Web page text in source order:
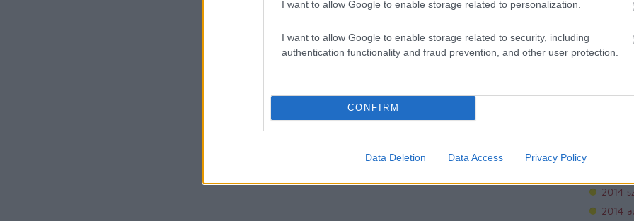
I want to allow Google to enable storage related to personalization.
I want to allow Google to enable storage related to security, including
authentication functionality and fraud prevention, and other user protection.
CONFIRM
Data Deletion Data Access Privacy Policy
2015
2015
2014
2014
2014